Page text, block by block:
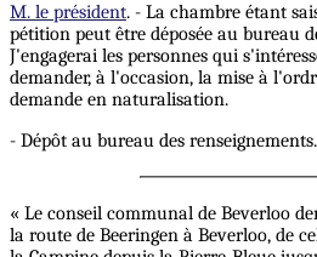
M. le président. - La chambre étant
pétition peut être déposée au bureau
J'engagerai les personnes qui
demander, à l'occasion, la mise à
demande en naturalisation.
- Dépôt au bureau des renseignements.
« Le conseil communal de Beverloo
la route de Beeringen à Beverloo, de